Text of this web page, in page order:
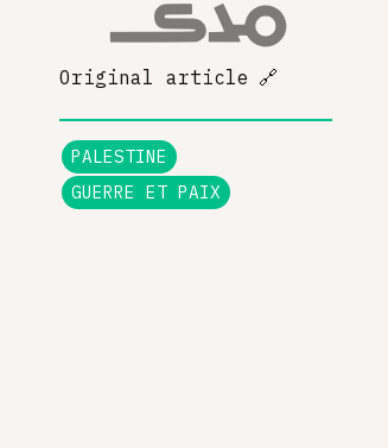
Original article 🔗
PALESTINE
GUERRE ET PAIX